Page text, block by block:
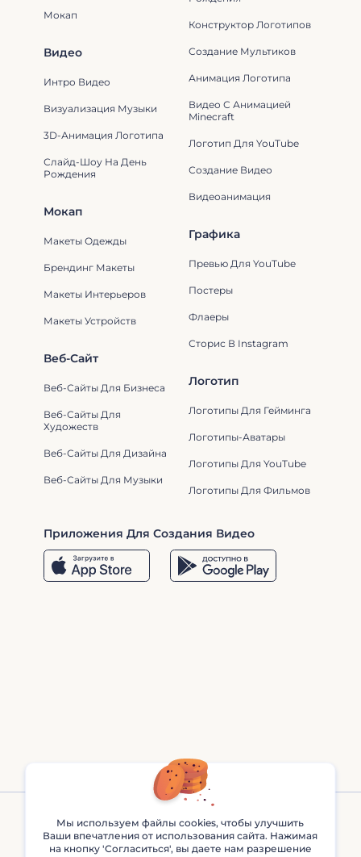
Мокап
Макеты Одежды
Брендинг Макеты
Макеты Интерьеров
Макеты Устройств
Графика
Превью Для YouTube
Постеры
Флаеры
Сторис В Instagram
Мокап
Логотип
Логотипы Для Гейминга
Логотипы-Аватары
Логотипы Для YouTube
Логотипы Для Фильмов
Конструктор Логотипов
Создание Мультиков
Анимация Логотипа
Видео С Анимацией
Minecraft
Логотип Для YouTube
Создание Видео
Видеоанимация
Приложения Для Создания Видео
Видео
Интро Видео
Визуализация Музыки
3D-Анимация Логотипа
Слайд-Шоу На День
Рождения
Веб-Сайт
Веб-Сайты Для Бизнеса
Веб-Сайты Для
Художеств
Веб-Сайты Для Дизайна
Веб-Сайты Для Музыки
Мы используем файлы cookies, чтобы улучшить
Ваши впечатления от использования сайта. Нажимая
на кнопку 'Согласиться', вы даете нам разрешение